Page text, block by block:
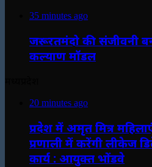
35 minutes ago
जरूरतमंदो की संजीवनी
कल्याण मॉडल
20 minutes ago
प्रदेश में अमृत मित्र
प्रणाली में करेंगी लीकेज
कार्य : आयुक्त भोंडवे